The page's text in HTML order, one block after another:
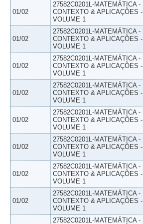
01/02
27582C0201L-MATEMÁTICA -
CONTEXTO & APLICAÇÕES -
VOLUME 1
01/02
27582C0201L-MATEMÁTICA -
CONTEXTO & APLICAÇÕES -
VOLUME 1
01/02
27582C0201L-MATEMÁTICA -
CONTEXTO & APLICAÇÕES -
VOLUME 1
01/02
27582C0201L-MATEMÁTICA -
CONTEXTO & APLICAÇÕES -
VOLUME 1
01/02
27582C0201L-MATEMÁTICA -
CONTEXTO & APLICAÇÕES -
VOLUME 1
01/02
27582C0201L-MATEMÁTICA -
CONTEXTO & APLICAÇÕES -
VOLUME 1
01/02
27582C0201L-MATEMÁTICA -
CONTEXTO & APLICAÇÕES -
VOLUME 1
01/02
27582C0201L-MATEMÁTICA -
CONTEXTO & APLICAÇÕES -
VOLUME 1
27582C0201L-MATEMÁTICA -